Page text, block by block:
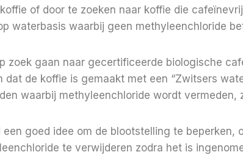
of door te zoeken naar koffie die
waterbasis waarbij geen methyleenchloride
zoek gaan naar gecertificeerde biologische
dat de koffie is gemaakt met een “Zwitsers
waarbij methyleenchloride wordt vermeden,
goed idee om de blootstelling te beperken,
te verwijderen zodra het is